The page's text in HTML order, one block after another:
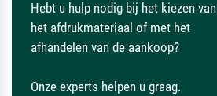
Hebt u hulp nodig bij het kiezen van
het afdrukmateriaal of met het
afhandelen van de aankoop?
Onze experts helpen u graag.